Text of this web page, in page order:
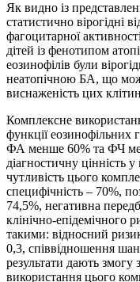
Як видно із
статистично вірогідні
фагоцитарної
дітей із фенотипом
еозинофілів були
неатопічною БА, що
виснаженість цих
Комплексне
функції еозинофільних
ФА менше 60% та ФЧ
діагностичну цінність
чутливість цього
специфічність – 70%,
74,5%, негативна
клінічно-епідемічного
такими: відносний
0,3, співвідношення
результати дають змогу
використання цього